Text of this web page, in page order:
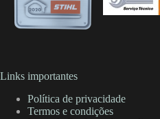
Links importantes
Política de privacidade
Termos e condições